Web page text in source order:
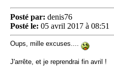
Posté par: denis76
Posté le: 05 avril 2017 à 08:51
Oups, mille excuses....
J'arrête, et je reprendrai fin avril !